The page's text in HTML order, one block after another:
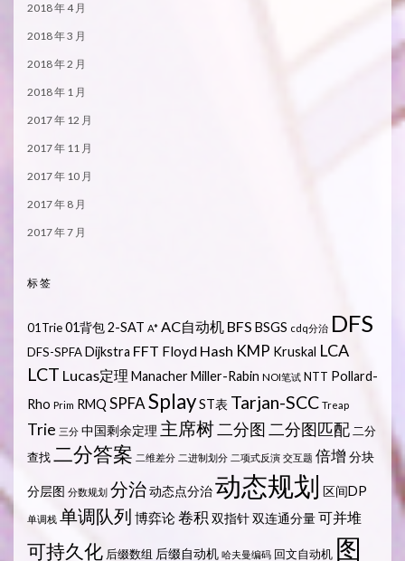
2018 年 4 月
2018 年 3 月
2018 年 2 月
2018 年 1 月
2017 年 12 月
2017 年 11 月
2017 年 10 月
2017 年 8 月
2017 年 7 月
标签
01Trie01背包2-SAT A* AC自动机 BFS BSGS cdq分治 DFS
DFS-SPFADijkstra FFT Floyd Hash KMP Kruskal LCA
LCT Lucas定理 ManacherMiller-Rabin NOI笔试 NTT Pollard-
Rho Prim RMQ SPFASplayST表 Tarjan-SCC Treap
Trie 三分 中国剩余定理 主席树二分图 二分图匹配 二分
查找二分答案 二维差分 二进制划分 二项式反演 交互题 倍增 分块
分层图 分数规划 分治动态点分治动态规划 区间DP
单调栈 单调队列 博弈论卷积 双指针双连通分量可并堆
可持久化 后缀数组 后缀自动机 哈夫曼编码 回文自动机 图